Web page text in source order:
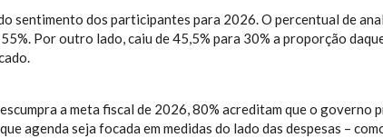
sentimento dos participantes para 2026. O percentual de
Por outro lado, caiu de 45,5% para 30% a proporção
a meta fiscal de 2026, 80% acreditam que o governo
agenda seja focada em medidas do lado das despesas –